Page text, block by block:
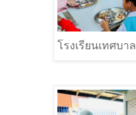
โรงเรียนเทศบาล